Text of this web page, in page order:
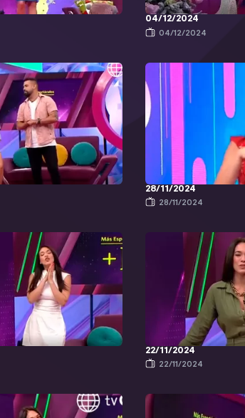
04/12/2024
04/12/2024
28/11/2024
28/11/2024
22/11/2024
22/11/2024